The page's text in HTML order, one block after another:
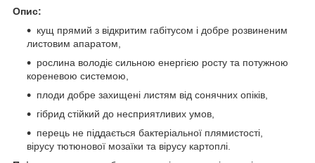
Опис:
кущ прямий з відкритим габітусом і добре розвиненим
листовим апаратом,
рослина володіє сильною енергією росту та потужною
кореневою системою,
плоди добре захищені листям від сонячних опіків,
гібрид стійкий до несприятливих умов,
перець не піддається бактеріальної плямистості,
вірусу тютюнової мозаїки та вірусу картоплі.